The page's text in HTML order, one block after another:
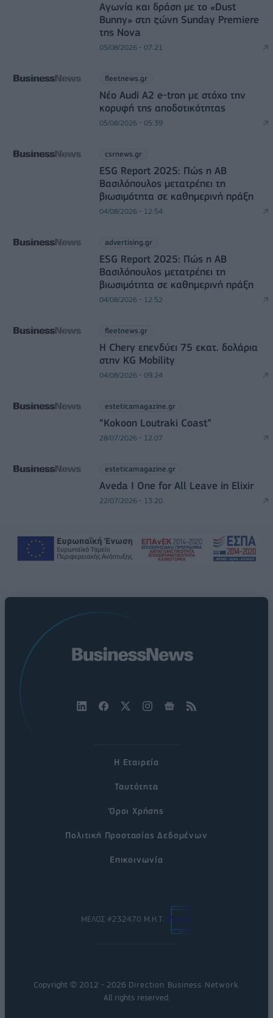
Αγωνία και δράση με το «Dust
Bunny» στη ζώνη Sunday Premiere
της Nova
05/08/2026 - 07:21
fleetnews.gr
Νέο Audi A2 e-tron με στόχο την
κορυφή της αποδοτικότητας
05/08/2026 - 05:39
csrnews.gr
ESG Report 2025: Πώς η ΑΒ
Βασιλόπουλος μετατρέπει τη
βιωσιμότητα σε καθημερινή πράξη
04/08/2026 - 12:54
advertising.gr
ESG Report 2025: Πώς η ΑΒ
Βασιλόπουλος μετατρέπει τη
βιωσιμότητα σε καθημερινή πράξη
04/08/2026 - 12:52
fleetnews.gr
Η Chery επενδύει 75 εκατ. δολάρια
στην KG Mobility
04/08/2026 - 09:24
esteticamagazine.gr
“Kokoon Loutraki Coast”
28/07/2026 - 12:07
esteticamagazine.gr
Aveda I One for All Leave in Elixir
22/07/2026 - 13:20
Η Εταιρεία
Ταυτότητα
Όροι Χρήσης
Πολιτική Προστασίας Δεδομένων
Επικοινωνία
ΜΕΛΟΣ #232470 Μ.Η.Τ.
Copyright © 2012 - 2026 Direction Business Network.
All rights reserved.